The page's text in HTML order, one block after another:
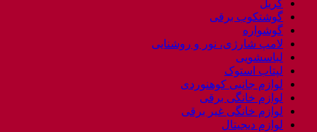
گریل
گوشتکوب برقی
گوشواره
لامپ شارژی، نور و روشنایی
لباسشویی
لپتاب استوک
لوازم جانبی کوهنوردی
لوازم خانگی برقی
لوازم خانگی غیر برقی
لوازم دیجیتال